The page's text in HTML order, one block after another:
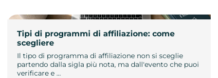
Tipi di programmi di affiliazione: come
scegliere
Il tipo di programma di affiliazione non si sceglie
partendo dalla sigla più nota, ma dall'evento che puoi
verificare e …